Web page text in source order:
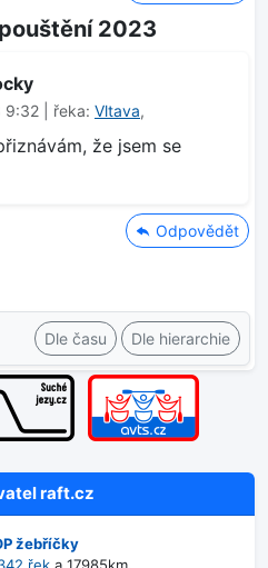
2023
9:32 | řeka: Vltava,
že jsem se
Odpovědět
Dle času Dle hierarchie
raft.cz
žebříčky